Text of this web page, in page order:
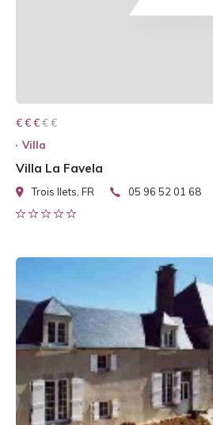
€ € € € €
€ € €
Villa
Villa La Favela
Trois Ilets, FR 05 96 52 01 68